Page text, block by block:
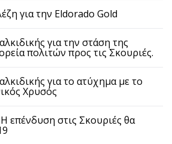
για την Eldorado Gold
για την στάση της
πολιτών προς τις Σκουριές.
για το ατύχημα με το
Χρυσός
επένδυση στις Σκουριές θα